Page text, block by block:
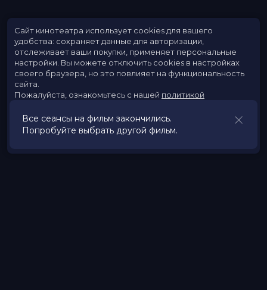
Все сеансы на фильм закончились.
Попробуйте выбрать другой фильм.
Сайт кинотеатра использует cookies для вашего
удобства: сохраняет данные для авторизации,
отслеживает ваши покупки, применяет персональные
настройки. Вы можете отключить cookies в настройках
своего браузера, но это повлияет на функциональность
сайта.
Пожалуйста, ознакомьтесь с нашей политикой
Принять